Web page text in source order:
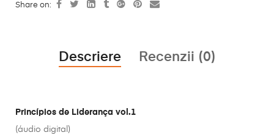
Share on:
Descriere Recenzii (0)
Princípios de Liderança vol.1
(áudio digital)